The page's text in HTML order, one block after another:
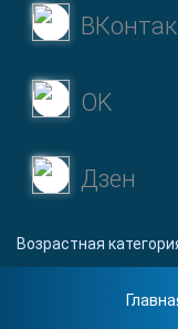
OK
Дзен
Возрастная